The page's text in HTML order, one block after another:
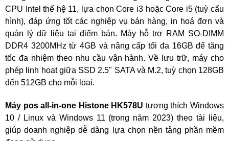
CPU Intel thế hệ 11, lựa chọn Core i3 hoặc Core i5 (tuỳ cấu
hình), đáp ứng tốt các nghiệp vụ bán hàng, in hoá đơn và
quản lý dữ liệu tại điểm bán. Máy hỗ trợ RAM SO-DIMM
DDR4 3200MHz từ 4GB và nâng cấp tối đa 16GB để tăng
tốc đa nhiệm theo nhu cầu vận hành. Về lưu trữ, máy cho
phép linh hoạt giữa SSD 2.5" SATA và M.2, tuỳ chọn 128GB
đến 512GB cho mỗi loại.
Máy pos all-in-one Histone HK578U tương thích Windows
10 / Linux và Windows 11 (trong năm 2023) theo tài liệu,
giúp doanh nghiệp dễ dàng lựa chọn nền tảng phần mềm